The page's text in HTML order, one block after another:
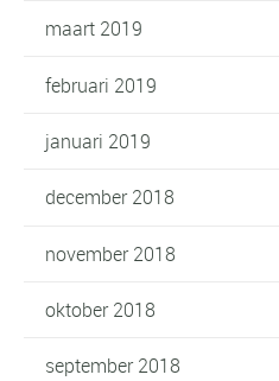
maart 2019
februari 2019
januari 2019
december 2018
november 2018
oktober 2018
september 2018